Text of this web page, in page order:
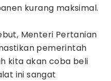
kurang maksimal.
Menteri Pertanian
pemerintah
kita akan coba beli
ini sangat